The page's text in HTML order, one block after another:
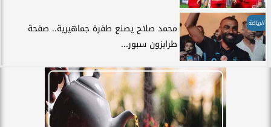
الرياضة
محمد صلاح يصنع طفرة جماهيرية.. صفحة
طرابزون سبور...